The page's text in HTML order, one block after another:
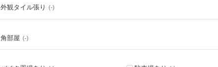
外観タイル張り (-)
角部屋 (-)